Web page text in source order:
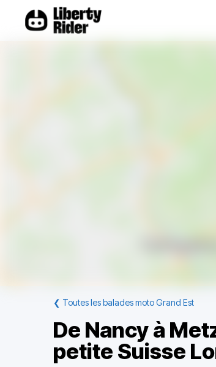
❮ Toutes les balades moto Grand Est
De Nancy à
petite Suisse